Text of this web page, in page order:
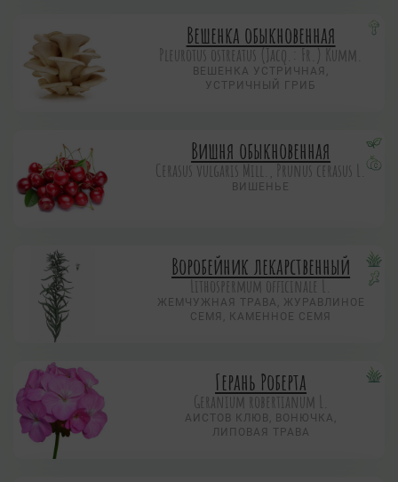
Вешенка обыкновенная
Pleurotus ostreatus (Jacq.: Fr.) Kumm.
ВЕШЕНКА УСТРИЧНАЯ,
УСТРИЧНЫЙ ГРИБ
Вишня обыкновенная
Cerasus vulgaris Mill., Prunus cerasus L.
ВИШЕНЬЕ
Воробейник лекарственный
Lithospermum officinale L.
ЖЕМЧУЖНАЯ ТРАВА, ЖУРАВЛИНОЕ
СЕМЯ, КАМЕННОЕ СЕМЯ
Герань Роберта
Geranium robertianum L.
АИСТОВ КЛЮВ, ВОНЮЧКА,
ЛИПОВАЯ ТРАВА